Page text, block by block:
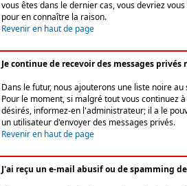
vous êtes dans le dernier cas, vous devriez
pour en connaître la raison.
Revenir en haut de page
Je continue de recevoir des messages privés
Dans le futur, nous ajouterons une liste noire
Pour le moment, si malgré tout vous continuez
désirés, informez-en l'administrateur; il a le
un utilisateur d'envoyer des messages privés.
Revenir en haut de page
J'ai reçu un e-mail abusif ou de spamming